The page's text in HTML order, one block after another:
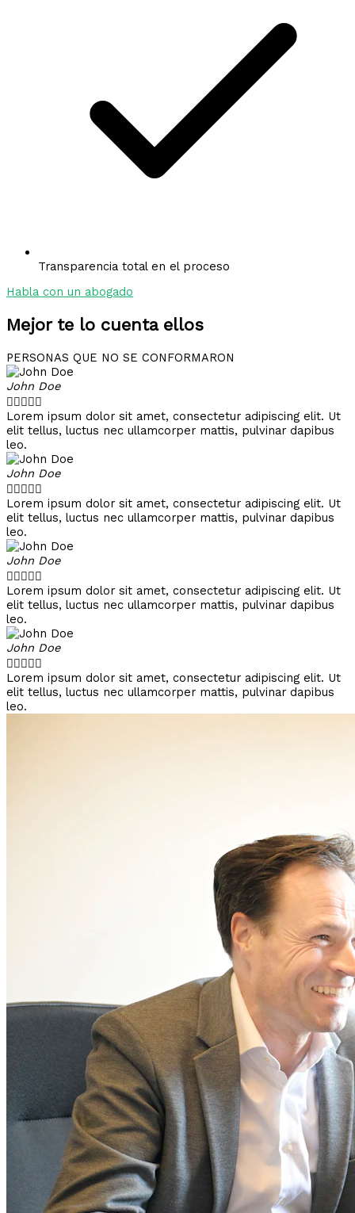
Transparencia total en el proceso
Habla con un abogado
Mejor te lo cuenta ellos
PERSONAS QUE NO SE CONFORMARON
John Doe

Lorem ipsum dolor sit amet, consectetur adipiscing elit. Ut
elit tellus, luctus nec ullamcorper mattis, pulvinar dapibus
leo.
John Doe

Lorem ipsum dolor sit amet, consectetur adipiscing elit. Ut
elit tellus, luctus nec ullamcorper mattis, pulvinar dapibus
leo.
John Doe

Lorem ipsum dolor sit amet, consectetur adipiscing elit. Ut
elit tellus, luctus nec ullamcorper mattis, pulvinar dapibus
leo.
John Doe

Lorem ipsum dolor sit amet, consectetur adipiscing elit. Ut
elit tellus, luctus nec ullamcorper mattis, pulvinar dapibus
leo.